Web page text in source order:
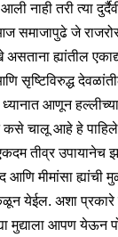
नाही तरी त्या
समाजापुढे जे
ह्यांतील
सृष्टिविरुद्ध
आणून
कसे चालू आहे हे
तीव्र उपायानेच
आणि मीमांसा
येईल. अशा प्रकारे
मुद्याला आपण येऊन